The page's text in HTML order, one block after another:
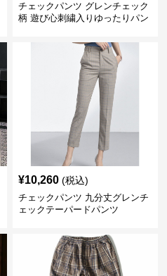
チェックパンツ グレンチェック
柄 遊び心刺繍入りゆったりパン
¥10,260 (税込)
チェックパンツ 九分丈グレンチ
ェックテーパードパンツ